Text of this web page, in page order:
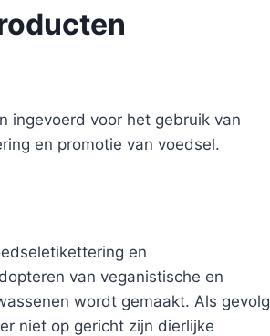
ingevoerd voor het gebruik van
en promotie van voedsel.
en
van veganistische en
wordt gemaakt. Als gevolg
niet op gericht zijn dierlijke